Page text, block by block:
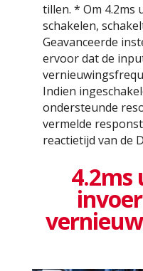
tillen. * Om 4.2ms
schakelen,
Geavanceerde
ervoor dat de
Indien
ondersteunde
vermelde
reactietijd van de
4.2ms